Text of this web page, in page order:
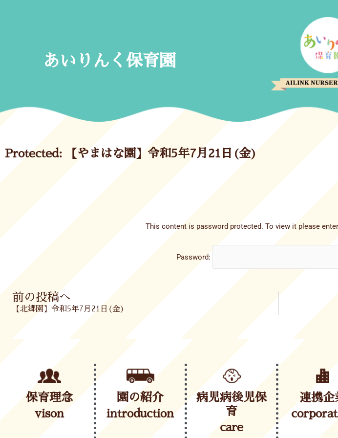
あいりんく保育園
Protected: 【やまはな園】令和5年7月21日(金)
This content is password protected. To view it please
Password:
Prev
前の投稿へ
【北郷園】令和5年7月21日(金)
保育理念
vison
園の紹介
introduction
病児病後児保
育
care
連携企